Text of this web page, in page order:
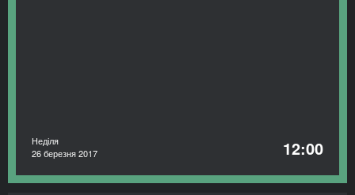
Неділя
26 березня 2017
12:00